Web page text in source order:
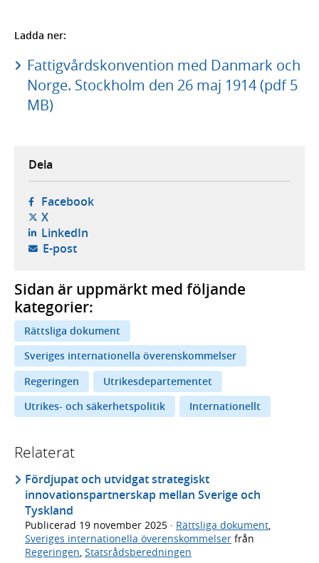
Ladda ner:
Fattigvårdskonvention med Danmark och
Norge. Stockholm den 26 maj 1914 (pdf 5
MB)
Dela
Facebook- öppnas i ny flik, extern webbplats,
X- öppnas i ny flik, extern webbplats,
LinkedIn- öppnas i ny flik, extern webbplats,
E-post- öppnar din e-postklient,
Sidan är uppmärkt med följande
kategorier:
Rättsliga dokument
Sveriges internationella överenskommelser
Regeringen
Utrikesdepartementet
Utrikes- och säkerhetspolitik
Internationellt
Relaterat
Fördjupat och utvidgat strategiskt
innovationspartnerskap mellan Sverige och
Tyskland
Publicerad 19 november 2025 · Rättsliga dokument,
Sveriges internationella överenskommelser från
Regeringen, Statsrådsberedningen